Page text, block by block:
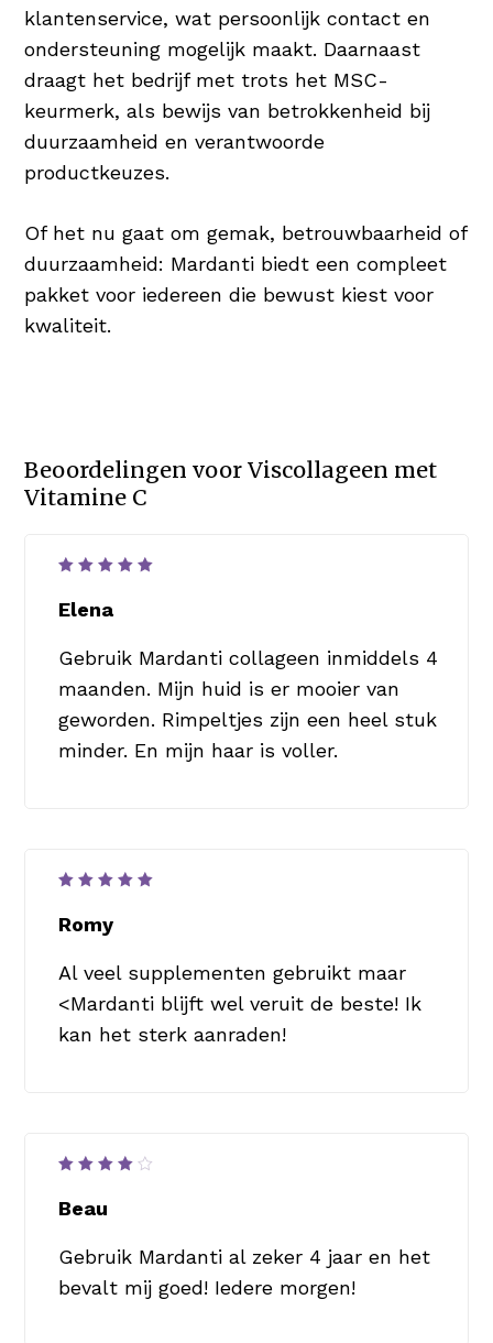
klantenservice, wat persoonlijk contact en
ondersteuning mogelijk maakt. Daarnaast
draagt het bedrijf met trots het MSC-
keurmerk, als bewijs van betrokkenheid bij
duurzaamheid en verantwoorde
productkeuzes.
Of het nu gaat om gemak, betrouwbaarheid of
duurzaamheid: Mardanti biedt een compleet
pakket voor iedereen die bewust kiest voor
kwaliteit.
Beoordelingen voorViscollageen met
Vitamine C
5uit 5
Elena
Gebruik Mardanti collageen inmiddels 4
maanden. Mijn huid is er mooier van
geworden. Rimpeltjes zijn een heel stuk
minder. En mijn haar is voller.
5
Romy
Al veel supplementen gebruikt maar
<Mardanti blijft wel veruit de beste! Ik
kan het sterk aanraden!
4
5
Beau
Gebruik Mardanti al zeker 4 jaar en het
bevalt mij goed! Iedere morgen!